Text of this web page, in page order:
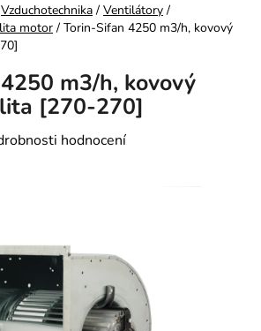
Vzduchotechnika / Ventilátory /
motor / Torin-Sifan 4250 m3/h, kovový
m3/h, kovový
[270-270]
produktu je 0,0 z 5 hvězdiček.
hodnocení